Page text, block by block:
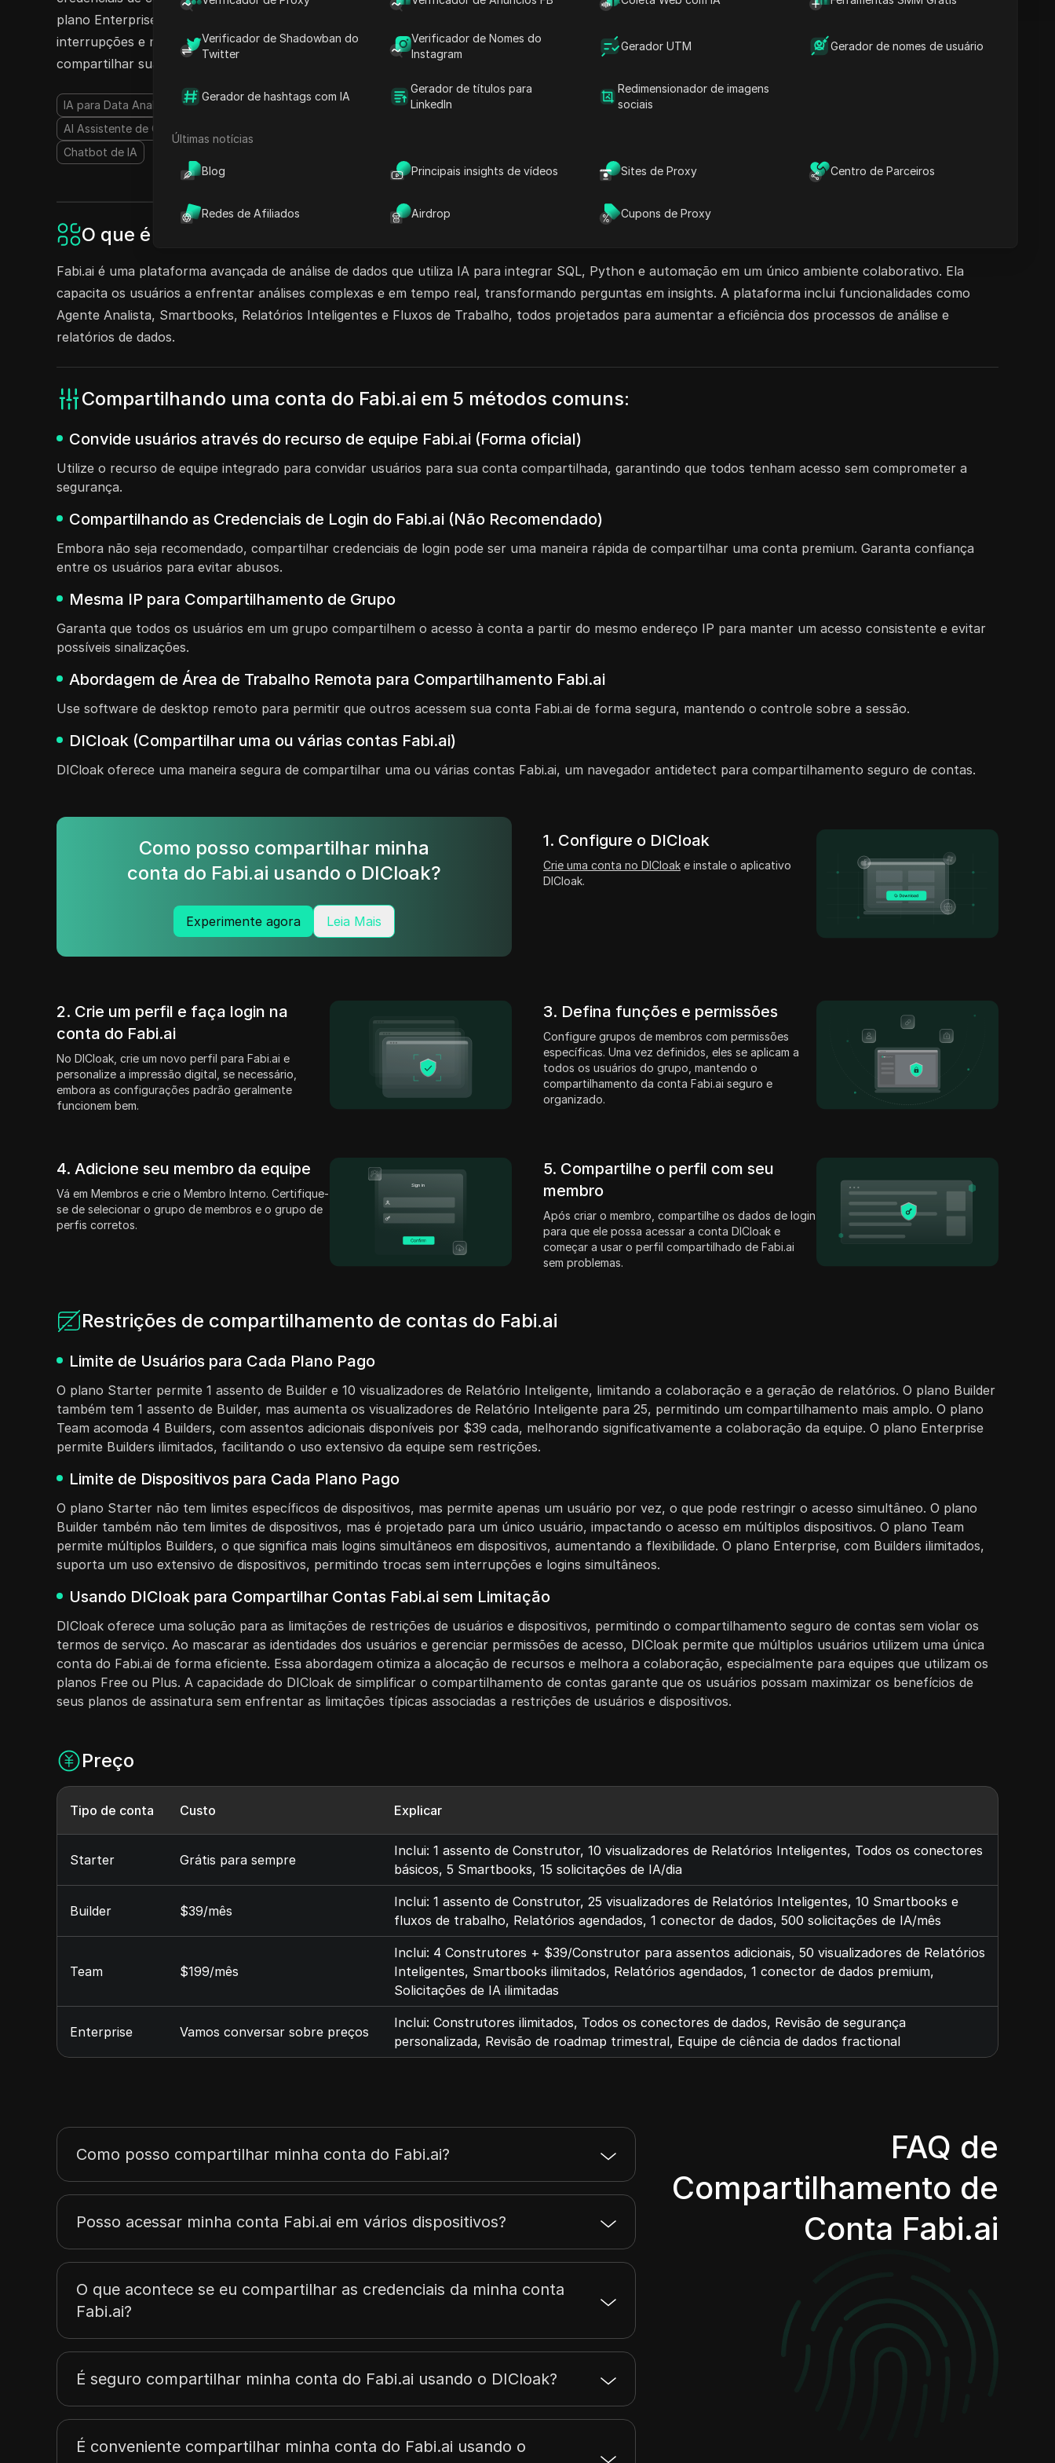
Verificador de Shadowban do
Twitter
Verificador de Nomes do
Instagram
Gerador UTM Gerador de nomes de usuário
Gerador de hashtags com IA
Gerador de títulos para
LinkedIn
Redimensionador de imagens
sociais
Últimas notícias
Blog Principais insights de vídeos Sites de Proxy Centro de Parceiros
Redes de Afiliados Airdrop Cupons de Proxy
plano Enterprise, compartilhar acesso nunca foi tão fácil. Aproveite a colaboração sem
interrupções e maximize a produtividade com os recursos inovadores do Fabi.ai. Comece a
compartilhar suas contas do Fabi.ai hoje!
IA para Data Analytics Assistente de IA Gerador de Relatórios AI
Fluxo de Trabalho de IA
AI Assistente de Código
Chatbot de IA
O que é Fabi.ai?
Fabi.ai é uma plataforma avançada de análise de dados que utiliza IA para integrar SQL, Python e automação em um único ambiente colaborativo. Ela
capacita os usuários a enfrentar análises complexas e em tempo real, transformando perguntas em insights. A plataforma inclui funcionalidades como
Agente Analista, Smartbooks, Relatórios Inteligentes e Fluxos de Trabalho, todos projetados para aumentar a eficiência dos processos de análise e
relatórios de dados.
Compartilhando uma conta do Fabi.ai em 5 métodos comuns:
Convide usuários através do recurso de equipe Fabi.ai (Forma oficial)
Utilize o recurso de equipe integrado para convidar usuários para sua conta compartilhada, garantindo que todos tenham acesso sem comprometer a
segurança.
Compartilhando as Credenciais de Login do Fabi.ai (Não Recomendado)
Embora não seja recomendado, compartilhar credenciais de login pode ser uma maneira rápida de compartilhar uma conta premium. Garanta confiança
entre os usuários para evitar abusos.
Mesma IP para Compartilhamento de Grupo
Garanta que todos os usuários em um grupo compartilhem o acesso à conta a partir do mesmo endereço IP para manter um acesso consistente e evitar
possíveis sinalizações.
Abordagem de Área de Trabalho Remota para Compartilhamento Fabi.ai
Use software de desktop remoto para permitir que outros acessem sua conta Fabi.ai de forma segura, mantendo o controle sobre a sessão.
DICloak (Compartilhar uma ou várias contas Fabi.ai)
DICloak oferece uma maneira segura de compartilhar uma ou várias contas Fabi.ai, um navegador antidetect para compartilhamento seguro de contas.
Como posso compartilhar minha
conta do Fabi.ai usando o DICloak?
Experimente agora Leia Mais
1. Configure o DICloak
Crie uma conta no DICloak e instale o aplicativo
DICloak.
2. Crie um perfil e faça login na
conta do Fabi.ai
No DICloak, crie um novo perfil para Fabi.ai e
personalize a impressão digital, se necessário,
embora as configurações padrão geralmente
funcionem bem.
3. Defina funções e permissões
Configure grupos de membros com permissões
específicas. Uma vez definidos, eles se aplicam a
todos os usuários do grupo, mantendo o
compartilhamento da conta Fabi.ai seguro e
organizado.
4. Adicione seu membro da equipe
Vá em Membros e crie o Membro Interno. Certifique-
se de selecionar o grupo de membros e o grupo de
perfis corretos.
5. Compartilhe o perfil com seu
membro
Após criar o membro, compartilhe os dados de login
para que ele possa acessar a conta DICloak e
começar a usar o perfil compartilhado de Fabi.ai
sem problemas.
Restrições de compartilhamento de contas do Fabi.ai
Limite de Usuários para Cada Plano Pago
O plano Starter permite 1 assento de Builder e 10 visualizadores de Relatório Inteligente, limitando a colaboração e a geração de relatórios. O plano Builder
também tem 1 assento de Builder, mas aumenta os visualizadores de Relatório Inteligente para 25, permitindo um compartilhamento mais amplo. O plano
Team acomoda 4 Builders, com assentos adicionais disponíveis por $39 cada, melhorando significativamente a colaboração da equipe. O plano Enterprise
permite Builders ilimitados, facilitando o uso extensivo da equipe sem restrições.
Limite de Dispositivos para Cada Plano Pago
O plano Starter não tem limites específicos de dispositivos, mas permite apenas um usuário por vez, o que pode restringir o acesso simultâneo. O plano
Builder também não tem limites de dispositivos, mas é projetado para um único usuário, impactando o acesso em múltiplos dispositivos. O plano Team
permite múltiplos Builders, o que significa mais logins simultâneos em dispositivos, aumentando a flexibilidade. O plano Enterprise, com Builders ilimitados,
suporta um uso extensivo de dispositivos, permitindo trocas sem interrupções e logins simultâneos.
Usando DICloak para Compartilhar Contas Fabi.ai sem Limitação
DICloak oferece uma solução para as limitações de restrições de usuários e dispositivos, permitindo o compartilhamento seguro de contas sem violar os
termos de serviço. Ao mascarar as identidades dos usuários e gerenciar permissões de acesso, DICloak permite que múltiplos usuários utilizem uma única
conta do Fabi.ai de forma eficiente. Essa abordagem otimiza a alocação de recursos e melhora a colaboração, especialmente para equipes que utilizam os
planos Free ou Plus. A capacidade do DICloak de simplificar o compartilhamento de contas garante que os usuários possam maximizar os benefícios de
seus planos de assinatura sem enfrentar as limitações típicas associadas a restrições de usuários e dispositivos.
Preço
Tipo de conta Custo Explicar
Starter Grátis para sempre
Inclui: 1 assento de Construtor, 10 visualizadores de Relatórios Inteligentes, Todos os conectores
básicos, 5 Smartbooks, 15 solicitações de IA/dia
Builder $39/mês
Inclui: 1 assento de Construtor, 25 visualizadores de Relatórios Inteligentes, 10 Smartbooks e
fluxos de trabalho, Relatórios agendados, 1 conector de dados, 500 solicitações de IA/mês
Team $199/mês
Inclui: 4 Construtores + $39/Construtor para assentos adicionais, 50 visualizadores de Relatórios
Inteligentes, Smartbooks ilimitados, Relatórios agendados, 1 conector de dados premium,
Solicitações de IA ilimitadas
Enterprise Vamos conversar sobre preços
Inclui: Construtores ilimitados, Todos os conectores de dados, Revisão de segurança
personalizada, Revisão de roadmap trimestral, Equipe de ciência de dados fractional
FAQ de
Compartilhamento de
Conta Fabi.ai
Como posso compartilhar minha conta do Fabi.ai?
Posso acessar minha conta Fabi.ai em vários dispositivos?
O que acontece se eu compartilhar as credenciais da minha conta
Fabi.ai?
É seguro compartilhar minha conta do Fabi.ai usando o DICloak?
É conveniente compartilhar minha conta do Fabi.ai usando o